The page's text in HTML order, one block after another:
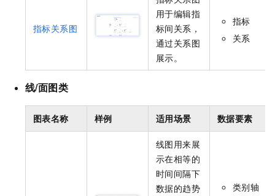
指标关系图
用于编辑指
标间关系，
通过关系图
展示。
指标
关系
线/面图类
图表名称 样例 适用场景 数据要素
线图用来展
示在相等的
时间间隔下
数据的趋势
类别轴